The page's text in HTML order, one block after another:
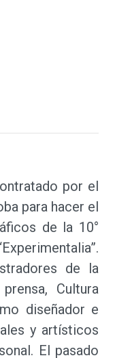
por el
para hacer el
de la 10°
de la
Cultura
diseñador e
y artísticos
El pasado